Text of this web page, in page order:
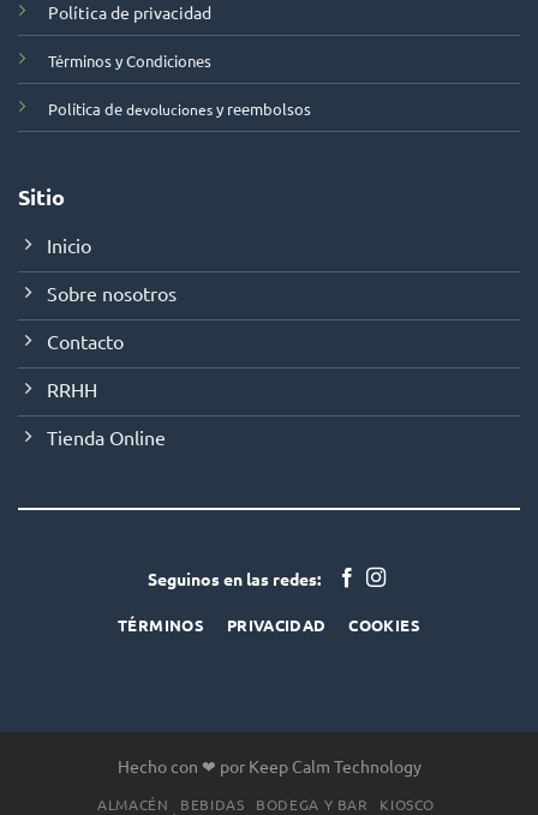
Política de privacidad
Términos y Condiciones
Política dedevolucionesy reembolsos
Sitio
Inicio
Sobre nosotros
Contacto
RRHH
Tienda Online
Seguinos en las redes:
TÉRMINOS PRIVACIDAD COOKIES
Hecho con ❤ por Keep Calm Technology
ALMACÉN BEBIDAS BODEGA Y BAR
KIOSCO